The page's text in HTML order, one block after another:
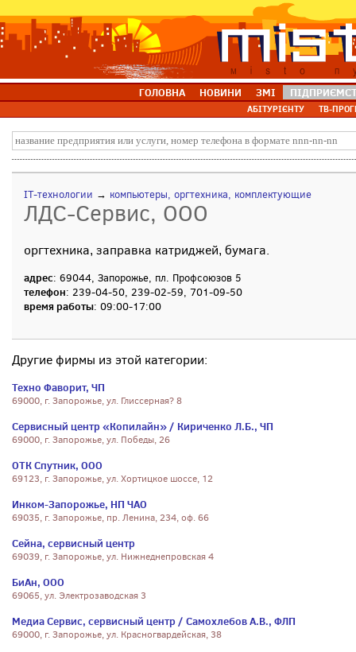
ГОЛОВНА НОВИНИ ЗМІ
АБІТУРІЄНТУ ТВ-
IT-технологии → компьютеры, оргтехника, комплектующие
ЛДС-Сервис, ООО
оргтехника, заправка катриджей, бумага.
адрес: 69044, Запорожье, пл. Профсоюзов 5
телефон: 239-04-50, 239-02-59, 701-09-50
время работы: 09:00-17:00
Другие фирмы из этой категории:
Техно Фаворит, ЧП
69000, г. Запорожье, ул. Глиссерная? 8
Сервисный центр «Копилайн» / Кириченко Л.Б., ЧП
69000, г. Запорожье, ул. Победы, 26
ОТК Спутник, ООО
69123, г. Запорожье, ул. Хортицкое шоссе, 12
Инком-Запорожье, НП ЧАО
69035, г. Запорожье, пр. Ленина, 234, оф. 66
Сейна, сервисный центр
69039, г. Запорожье, ул. Нижнеднепровская 4
БиАн, ООО
69065, ул. Электрозаводская 3
Медиа Сервис, сервисный центр / Самохлебов А.В., ФЛП
69000, г. Запорожье, ул. Красногвардейская, 38